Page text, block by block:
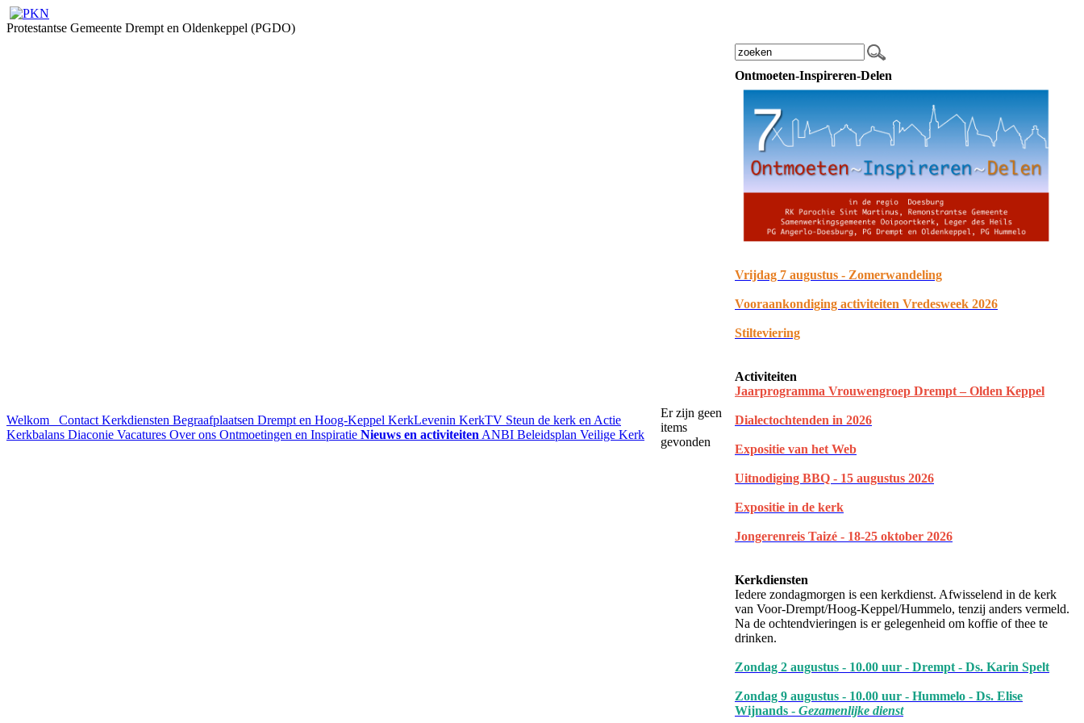
Protestantse Gemeente Drempt en Oldenkeppel (PGDO)
Welkom Contact Kerkdiensten Begraafplaatsen Drempt en Hoog-Keppel KerkLevenin KerkTV Steun de kerk en Actie
Kerkbalans Diaconie Vacatures Over ons Ontmoetingen en Inspiratie Nieuws en activiteiten ANBI Beleidsplan Veilige Kerk
Er zijn geen
items
gevonden
Ontmoeten-Inspireren-Delen
Vrijdag 7 augustus - Zomerwandeling
Vooraankondiging activiteiten Vredesweek 2026
Stilteviering
Activiteiten
Jaarprogramma Vrouwengroep Drempt – Olden Keppel
Dialectochtenden in 2026
Expositie van het Web
Uitnodiging BBQ - 15 augustus 2026
Expositie in de kerk
Jongerenreis Taizé - 18-25 oktober 2026
Kerkdiensten
Iedere zondagmorgen is een kerkdienst. Afwisselend in de kerk
van Voor-Drempt/Hoog-Keppel/Hummelo, tenzij anders vermeld.
Na de ochtendvieringen is er gelegenheid om koffie of thee te
drinken.
Zondag 2 augustus - 10.00 uur - Drempt - Ds. Karin Spelt
Zondag 9 augustus - 10.00 uur - Hummelo - Ds. Elise
Wijnands - Gezamenlijke dienst